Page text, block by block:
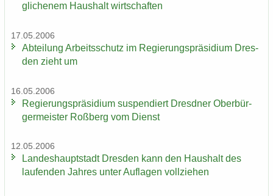
gli­che­nem Haus­halt wirt­schaf­ten
17.05.2006
Ab­tei­lung Ar­beits­schutz im Re­gie­rungs­prä­si­di­um Dres­
den zieht um
16.05.2006
Re­gie­rungs­prä­si­di­um sus­pen­diert Dresd­ner Ober­bür­
ger­meis­ter Roß­berg vom Dienst
12.05.2006
Lan­des­haupt­stadt Dres­den kann den Haus­halt des
lau­fen­den Jah­res unter Auf­la­gen voll­zie­hen